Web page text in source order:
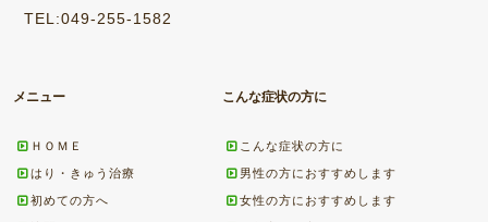
TEL:049-255-1582
メニュー
ＨＯＭＥ
はり・きゅう治療
初めての方へ
こんな症状の方に
こんな症状の方に
男性の方におすすめします
女性の方におすすめします